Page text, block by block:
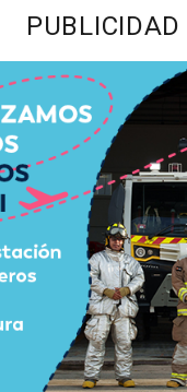
PUBLICIDAD